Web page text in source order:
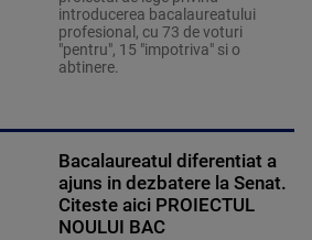
introducerea bacalaureatului
profesional, cu 73 de voturi
"pentru", 15 "impotriva" si o
abtinere.
Bacalaureatul diferentiat a
ajuns in dezbatere la Senat.
Citeste aici PROIECTUL
NOULUI BAC